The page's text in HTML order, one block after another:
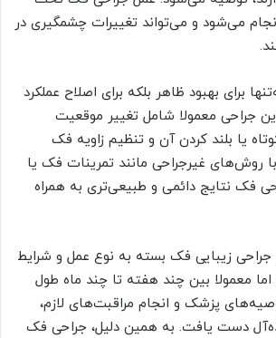
می‌شود و می‌تواند تغییرات چشمگیری در
برای بهبود ظاهر بلکه برای اصلاح عملکرد
جراحی معمولا شامل تغییر موقعیت
یا بلند کردن آن و تنظیم زاویه فک
روش‌های غیرجراحی مانند تمرینات فک یا
فک نتایج دائمی و طبیعی‌تری به همراه
جراحی زیبایی فک بسته به نوع عمل و شرایط
معمولا بین چند هفته تا چند ماه طول
پزشک و انجام مراقبت‌های لازم،
دست یافت. به همین دلیل، جراحی فک